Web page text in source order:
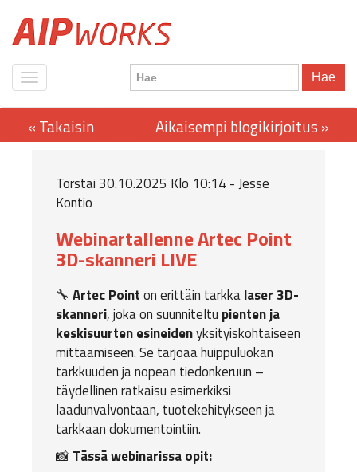
Hae
Torstai 30.10.2025 Klo 10:14 - Jesse
Kontio
Webinartallenne Artec Point
3D-skanneri LIVE
🔧 Artec Pointon erittäin tarkkalaser 3D-
skanneri, joka on suunniteltu pienten ja
keskisuurten esineidenyksityiskohtaiseen
mittaamiseen. Se tarjoaa huippuluokan
tarkkuuden ja nopean tiedonkeruun –
täydellinen ratkaisu esimerkiksi
laadunvalvontaan, tuotekehitykseen ja
tarkkaan dokumentointiin.
📸Tässä webinarissa opit: